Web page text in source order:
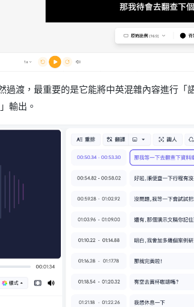
過渡，最重要的是它能將中英混雜內容進行「
輸出。